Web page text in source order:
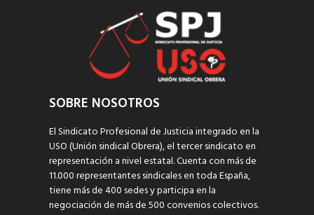
SOBRE NOSOTROS
El Sindicato Profesional de Justicia integrado en la
USO (Unión sindical Obrera), el tercer sindicato en
representación a nivel estatal. Cuenta con más de
11.000 representantes sindicales en toda España,
tiene más de 400 sedes y participa en la
negociación de más de 500 convenios colectivos.